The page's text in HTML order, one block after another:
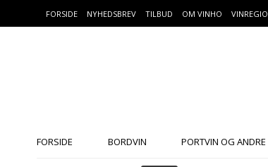
FORSIDE NYHEDSBREV TILBUD OM VINHO
FORSIDE BORDVIN PORTVIN OG ANDRE